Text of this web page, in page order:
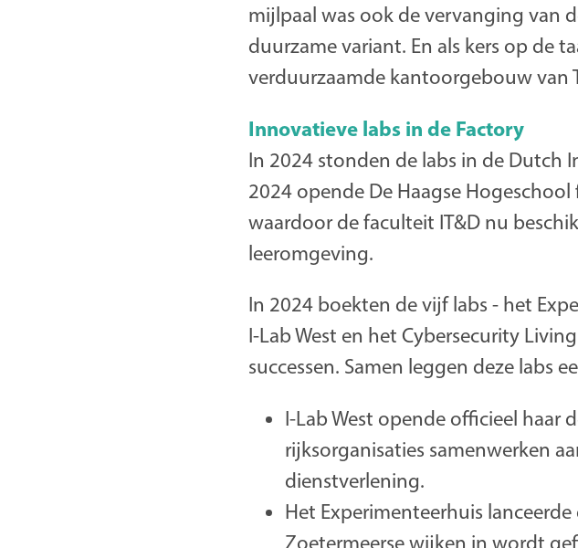
mijlpaal was ook de vervanging van
duurzame variant. En als kers op de
verduurzaamde kantoorgebouw van
Innovatieve labs in de Factory
In 2024 stonden de labs in de Dutch
2024 opende De Haagse
waardoor de faculteit IT&D nu
leeromgeving.
In 2024 boekten de vijf labs - het
I-Lab West en het Cybersecurity
successen. Samen leggen deze labs
I-Lab West opende officieel haar
rijksorganisaties samenwerken
dienstverlening.
Het Experimenteerhuis
Zoetermeerse wijken in wordt